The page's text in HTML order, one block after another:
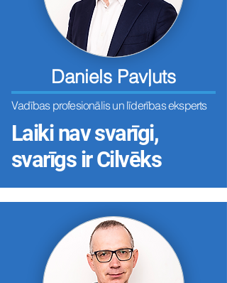
Daniels Pavļuts
Vadības profesionālis un līderības eksperts
Laiki nav svarīgi,
svarīgs ir Cilvēks